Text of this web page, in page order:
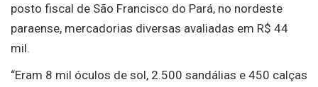
posto fiscal de São Francisco do Pará, no nordeste
paraense, mercadorias diversas avaliadas em R$ 44
mil.
“Eram 8 mil óculos de sol, 2.500 sandálias e 450 calças